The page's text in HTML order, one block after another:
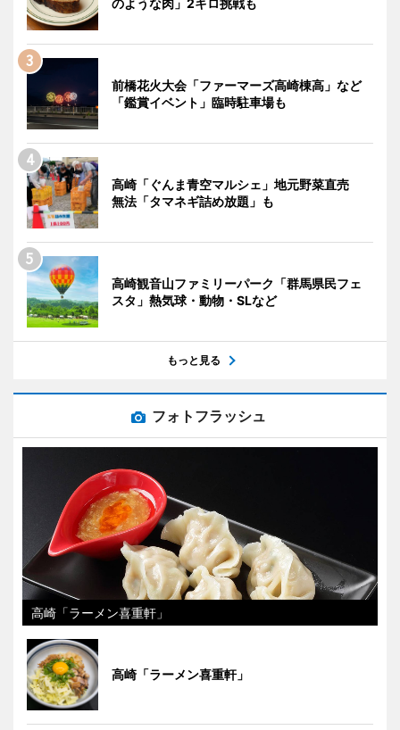
のような肉」2キロ挑戦も
前橋花火大会「ファーマーズ高崎棟高」など
「鑑賞イベント」臨時駐車場も
高崎「ぐんま青空マルシェ」地元野菜直売
無法「タマネギ詰め放題」も
高崎観音山ファミリーパーク「群馬県民フェ
スタ」熱気球・動物・SLなど
もっと見る
フォトフラッシュ
高崎「ラーメン喜重軒」
高崎「ラーメン喜重軒」